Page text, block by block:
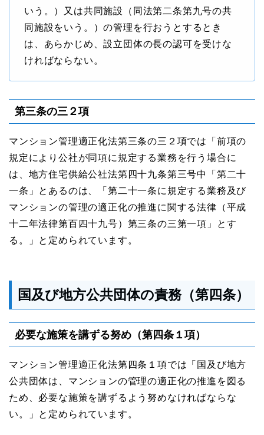
いう。）又は共同施設（同法第二条第九号の共
同施設をいう。）の管理を行おうとするとき
は、あらかじめ、設立団体の長の認可を受けな
ければならない。
第三条の三２項
マンション管理適正化法第三条の三２項では「前項の
規定により公社が同項に規定する業務を⾏う場合に
は、地⽅住宅供給公社法第四⼗九条第三号中「第⼆⼗
⼀条」とあるのは、「第⼆⼗⼀条に規定する業務及び
マンションの管理の適正化の推進に関する法律（平成
⼗⼆年法律第百四⼗九号）第三条の三第⼀項」とす
る。」と定められています。
国及び地⽅公共団体の責務（第四条）
必要な施策を講ずる努め（第四条１項）
マンション管理適正化法第四条１項では「国及び地⽅
公共団体は、マンションの管理の適正化の推進を図る
ため、必要な施策を講ずるよう努めなければならな
い。」と定められています。